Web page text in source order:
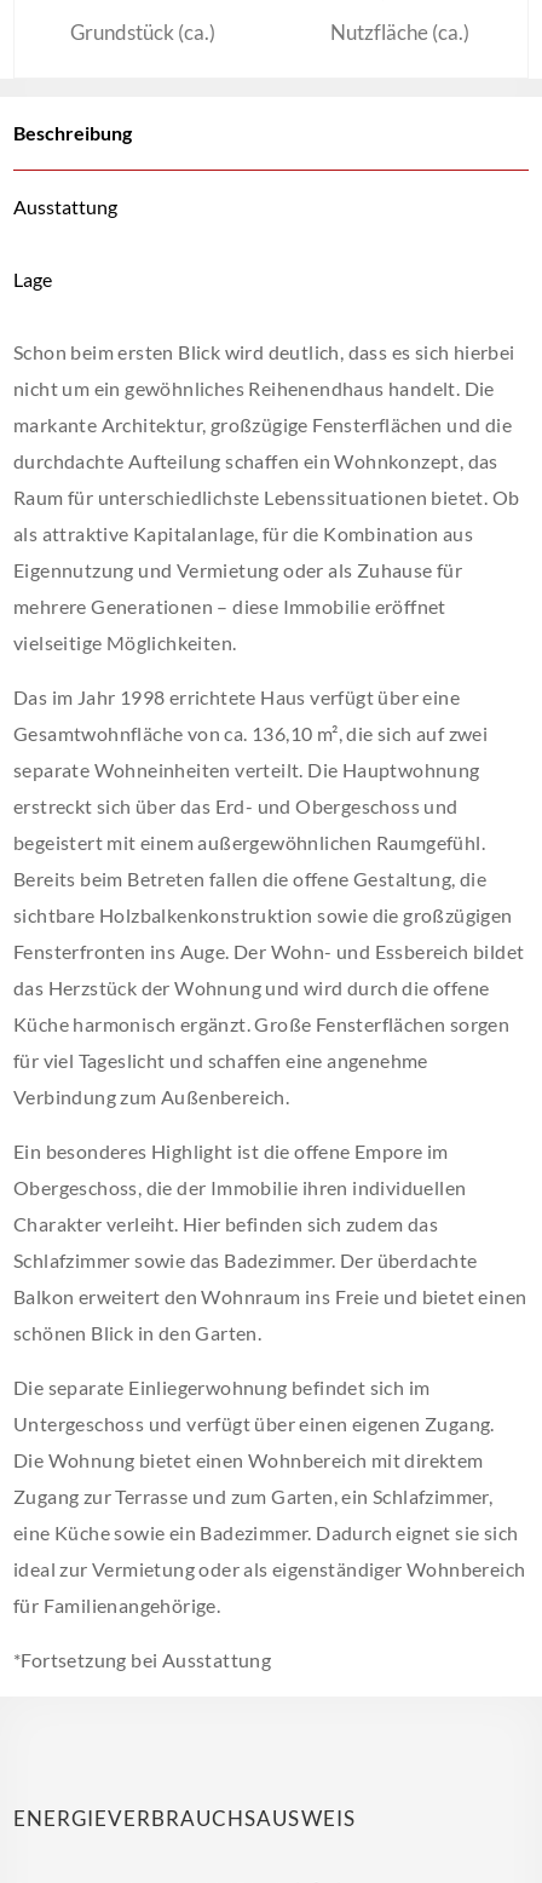
Grundstück (ca.) Nutzfläche (ca.)
Beschreibung
Ausstattung
Lage
Schon beim ersten Blick wird deutlich, dass es sich hierbei
nicht um ein gewöhnliches Reihenendhaus handelt. Die
markante Architektur, großzügige Fensterflächen und die
durchdachte Aufteilung schaffen ein Wohnkonzept, das
Raum für unterschiedlichste Lebenssituationen bietet. Ob
als attraktive Kapitalanlage, für die Kombination aus
Eigennutzung und Vermietung oder als Zuhause für
mehrere Generationen – diese Immobilie eröffnet
vielseitige Möglichkeiten.
Das im Jahr 1998 errichtete Haus verfügt über eine
Gesamtwohnfläche von ca. 136,10 m², die sich auf zwei
separate Wohneinheiten verteilt. Die Hauptwohnung
erstreckt sich über das Erd- und Obergeschoss und
begeistert mit einem außergewöhnlichen Raumgefühl.
Bereits beim Betreten fallen die offene Gestaltung, die
sichtbare Holzbalkenkonstruktion sowie die großzügigen
Fensterfronten ins Auge. Der Wohn- und Essbereich bildet
das Herzstück der Wohnung und wird durch die offene
Küche harmonisch ergänzt. Große Fensterflächen sorgen
für viel Tageslicht und schaffen eine angenehme
Verbindung zum Außenbereich.
Ein besonderes Highlight ist die offene Empore im
Obergeschoss, die der Immobilie ihren individuellen
Charakter verleiht. Hier befinden sich zudem das
Schlafzimmer sowie das Badezimmer. Der überdachte
Balkon erweitert den Wohnraum ins Freie und bietet einen
schönen Blick in den Garten.
Die separate Einliegerwohnung befindet sich im
Untergeschoss und verfügt über einen eigenen Zugang.
Die Wohnung bietet einen Wohnbereich mit direktem
Zugang zur Terrasse und zum Garten, ein Schlafzimmer,
eine Küche sowie ein Badezimmer. Dadurch eignet sie sich
ideal zur Vermietung oder als eigenständiger Wohnbereich
für Familienangehörige.
*Fortsetzung bei Ausstattung
ENERGIEVERBRAUCHSAUSWEIS